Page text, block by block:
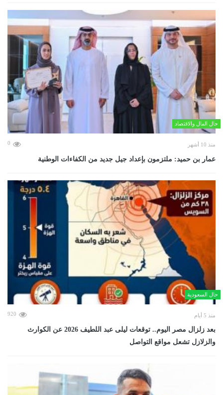
حال المال والاقتصاد
منذ 10 أشهر 0
عمار بن حميد: ملتزمون بإعداد جيل جديد من الكفاءات الوطنية
حال السعودية
منذ 5 أيام 920
بعد زلزال مصر اليوم.. توقعات ليلى عبد اللطيف 2026 عن الكوارث
والزلازل تشعل مواقع التواصل